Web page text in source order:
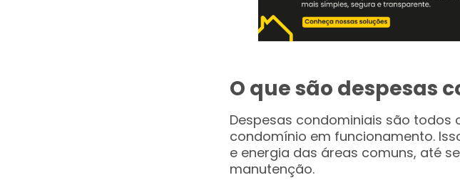
O que são despesas
Despesas condominiais são
condomínio em funcionamento.
e energia das áreas comuns, até
manutenção.